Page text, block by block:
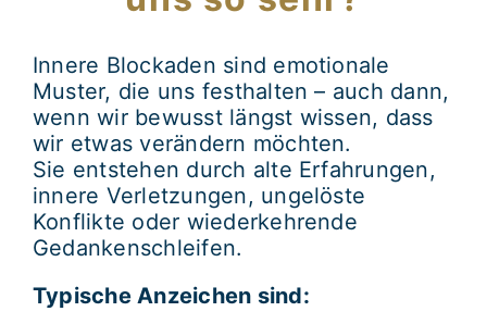
Innere Blockaden sind emotionale
Muster, die uns festhalten – auch dann,
wenn wir bewusst längst wissen, dass
wir etwas verändern möchten.
Sie entstehen durch alte Erfahrungen,
innere Verletzungen, ungelöste
Konflikte oder wiederkehrende
Gedankenschleifen.
Typische Anzeichen sind: